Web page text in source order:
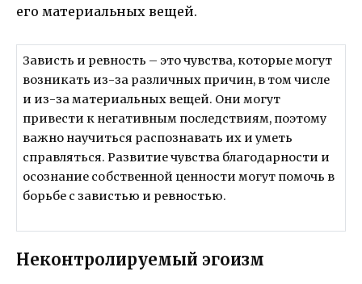
его материальных вещей.
Зависть и ревность – это чувства, которые могут
возникать из-за различных причин, в том числе
и из-за материальных вещей. Они могут
привести к негативным последствиям, поэтому
важно научиться распознавать их и уметь
справляться. Развитие чувства благодарности и
осознание собственной ценности могут помочь в
борьбе с завистью и ревностью.
Неконтролируемый эгоизм